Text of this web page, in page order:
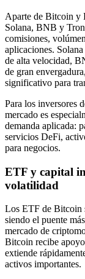
Aparte de Bitcoin y
Solana, BNB y
comisiones,
aplicaciones.
de alta velocidad,
de gran
significativo para
Para los inversores
mercado es
demanda aplicada:
servicios DeFi,
para negocios.
ETF y capital
volatilidad
Los ETF de Bitcoin
siendo el puente
mercado de
Bitcoin recibe
extiende
activos importantes.